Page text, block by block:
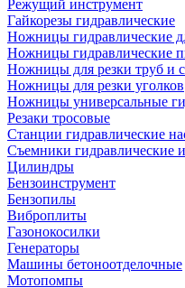
Режущий инструмент
Гайкорезы гидравлические
Ножницы гидравлические
Ножницы гидравлические
Ножницы для резки труб и
Ножницы для резки уголков
Ножницы универсальные
Резаки тросовые
Станции гидравлические
Съемники гидравлические
Цилиндры
Бензоинструмент
Бензопилы
Виброплиты
Газонокосилки
Генераторы
Машины бетоноотделочные
Мотопомпы